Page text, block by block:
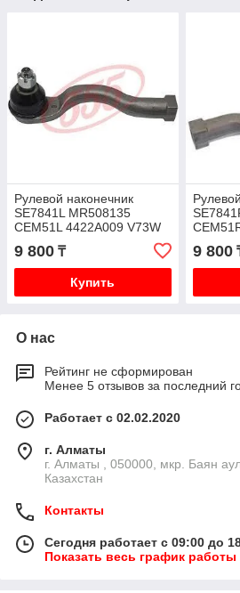
Рулевой наконечник
SE7841L MR508135
CEM51L 4422A009 V73W
9 800 ₸
Купить
9 800
О нас
Рейтинг не сформирован
Менее 5 отзывов за последний
Работает с 02.02.2020
г. Алматы
г. Алматы , 050000, мкр. Баян
Казахстан
Контакты
Сегодня работает с 09:00 до
Показать весь график работы